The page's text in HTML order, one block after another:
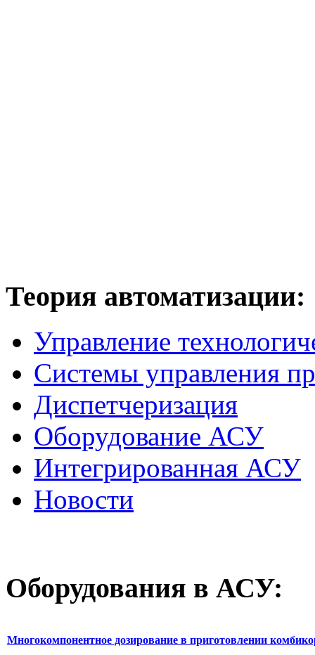
Теория автоматизации:
Управление
Системы управления
Диспетчеризация
Оборудование АСУ
Интегрированная АСУ
Новости
Оборудования в АСУ:
Многокомпонентное дозирование в приготовлении